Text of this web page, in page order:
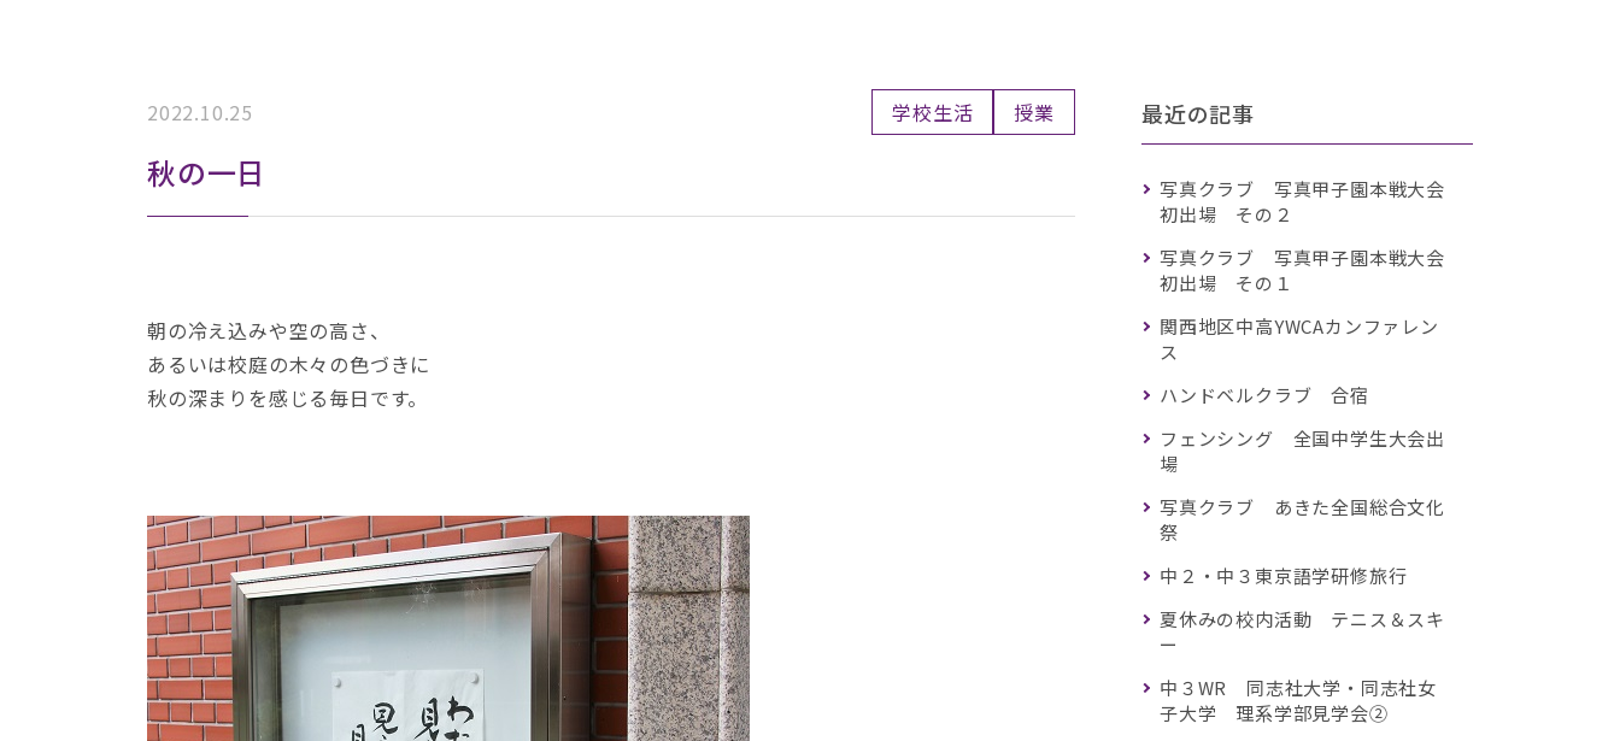
2022.10.25 学校生活 授業
秋の一日
朝の冷え込みや空の高さ、
あるいは校庭の木々の色づきに
秋の深まりを感じる毎日です。
最近の記事
写真クラブ 写真甲子園本戦大会
初出場 その２
写真クラブ 写真甲子園本戦大会
初出場 その１
関西地区中高YWCAカンファレン
ス
ハンドベルクラブ 合宿
フェンシング 全国中学生大会出
場
写真クラブ あきた全国総合文化
祭
中２・中３東京語学研修旅行
夏休みの校内活動 テニス＆スキ
ー
中３WR 同志社大学・同志社女
子大学 理系学部見学会②